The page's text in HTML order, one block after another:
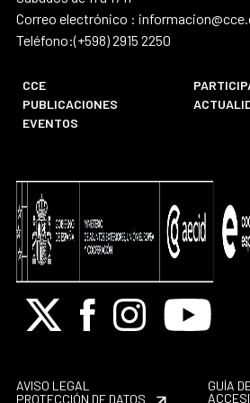
Correo electrónico :
Teléfono:(+598) 2915 2250
CCE
PUBLICACIONES
EVENTOS
X FacebookInstagramYoutube
AVISO LEGAL
PROTECCIÓN DE DATOS
GUÍA